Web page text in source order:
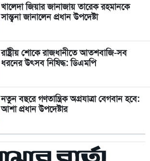
খালেদা জিয়ার জানাজায় তারেক রহমানকে
সান্ত্বনা জানালেন প্রধান উপদেষ্টা
রাষ্ট্রীয় শোকে রাজধানীতে আতশবাজি-সব
ধরনের উৎসব নিষিদ্ধ: ডিএমপি
নতুন বছরে গণতান্ত্রিক অগ্রযাত্রা বেগবান হবে:
আশা প্রধান উপদেষ্টার